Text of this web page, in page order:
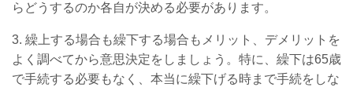
らどうするのか各自が決める必要があります。
3. 繰上する場合も繰下する場合もメリット、デメリットを
よく調べてから意思決定をしましょう。特に、繰下は65歳
で手続する必要もなく、本当に繰下げる時まで手続をしな